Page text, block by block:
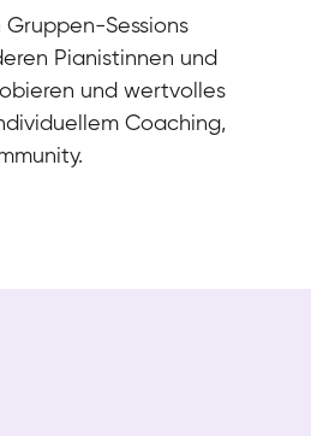
Sessions
Pianistinnen und
und wertvolles
Coaching,